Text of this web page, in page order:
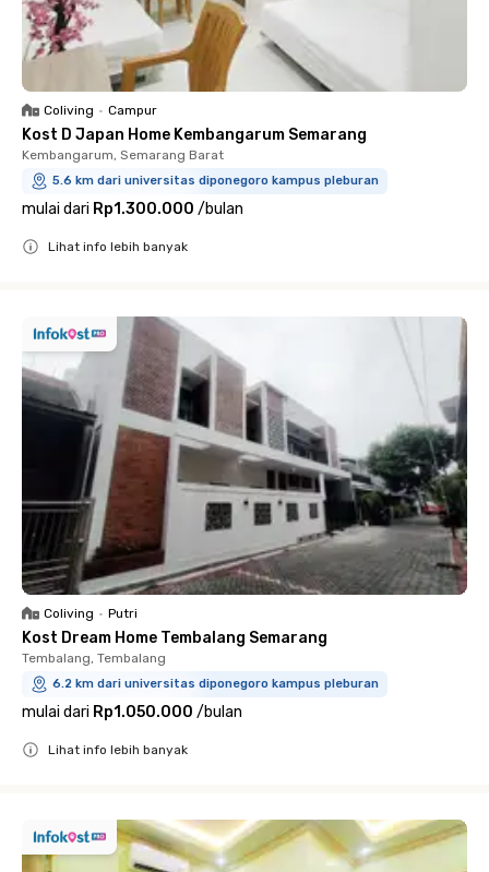
Coliving • Campur
Kost D Japan Home Kembangarum Semarang
Kembangarum, Semarang Barat
5.6 km dari universitas diponegoro kampus pleburan
mulai dari Rp1.300.000 /bulan
Lihat info lebih banyak
Coliving • Putri
Kost Dream Home Tembalang Semarang
Tembalang, Tembalang
6.2 km dari universitas diponegoro kampus pleburan
mulai dari Rp1.050.000 /bulan
Lihat info lebih banyak